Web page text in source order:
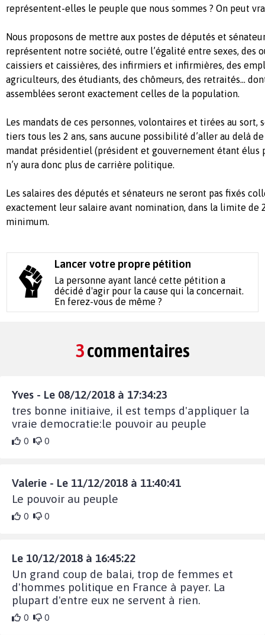
représentent-elles le peuple que nous sommes ? On peut
Nous proposons de mettre aux postes de députés et
représentent notre société, outre l’égalité entre sexes, des
caissiers et caissières, des infirmiers et infirmières, des
agriculteurs, des étudiants, des chômeurs, des retraités...
assemblées seront exactement celles de la population.
Les mandats de ces personnes, volontaires et tirées au sort,
tiers tous les 2 ans, sans aucune possibilité d’aller au delà de
mandat présidentiel (président et gouvernement étant élus
n’y aura donc plus de carrière politique.
Les salaires des députés et sénateurs ne seront pas fixés
exactement leur salaire avant nomination, dans la limite de
minimum.
Lancer votre propre pétition
La personne ayant lancé cette pétition a
décidé d'agir pour la cause qui la concernait.
En ferez-vous de même ?
3commentaires
Yves - Le 08/12/2018 à 17:34:23
tres bonne initiaive, il est temps d'appliquer la
vraie democratie:le pouvoir au peuple
0 0
Valerie - Le 11/12/2018 à 11:40:41
Le pouvoir au peuple
0 0
Le 10/12/2018 à 16:45:22
Un grand coup de balai, trop de femmes et
d'hommes politique en France à payer. La
plupart d'entre eux ne servent à rien.
0 0